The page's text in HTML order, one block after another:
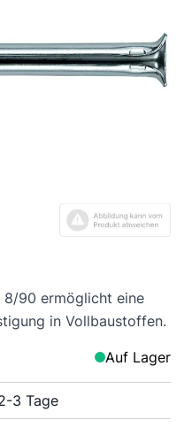
8/90 ermöglicht eine
in Vollbaustoffen.
Auf Lager
3 Tage